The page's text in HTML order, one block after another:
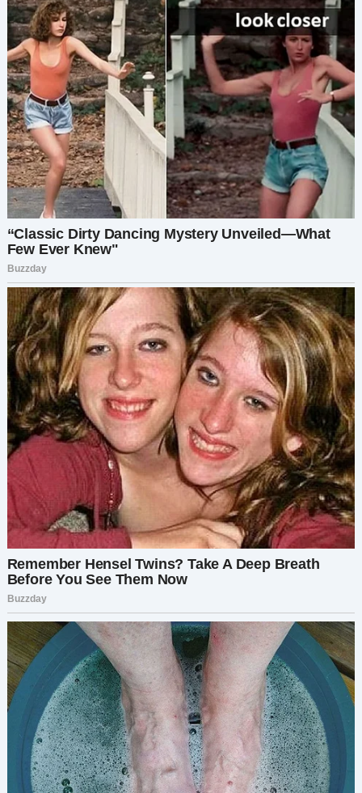
свой календарь. Это была одна из тех редких
ночей, когда у меня не было поздней смены или
каких-либо других обязательств. «Следующий
вторник мне подходит», — сказала я. «Давай
попробуем».
Никита улыбнулся. «Отлично! Я все организую и
напишу тебе детали. Ты не пожалеешь, Алиса»,
— сказал он, подмигнув. «Посмотрим», —
рассмеялась я и быстро допила свой кофе.
Когда я возвращалась в свой кабинет, я
чувствовала одновременно и волнение, и
нервозность. Прошло так много времени с тех
пор, как я была на свидании. Моя жизнь
превратилась в рутину из работы и еще раз
работы, с небольшим количеством времени на
что-то еще. Но, может быть, это было именно
то, что мне нужно — шанс выйти из своей зоны
комфорта.
Остаток дня пролетел в тумане консультаций
пациентов и медицинских карт. Но в глубине
души я продолжала думать о предстоящем
свидании. Может быть, только может быть, это
свидание вслепую с Димой станет началом
чего-то нового.
Во вторник вечером я приехала в уютный
ресторанчик, который предложил Никита. Он
был уютным, с тусклым освещением и теплой
атмосферой, которая сразу же меня успокоила.
Войдя внутрь, я заметила мужчину, сидящего за
столиком у окна. Он поднял глаза, улыбнулся и
помахал мне рукой.Это, должно быть, Дима, —
подумала я.
«Алиса?» — спросил он, когда я подошла к столу.
«Да, а вы, должно быть, Дима», — ответила я с